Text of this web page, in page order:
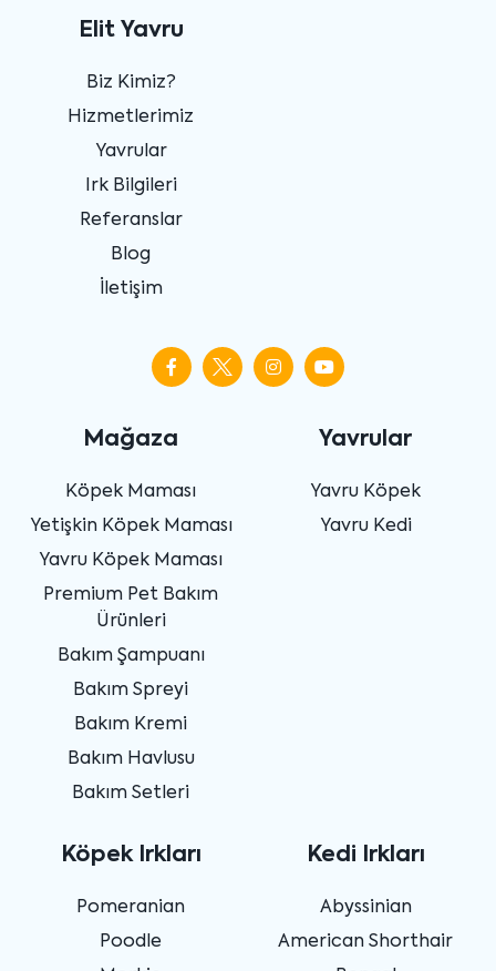
Elit Yavru
Biz Kimiz?
Hizmetlerimiz
Yavrular
Irk Bilgileri
Referanslar
Blog
İletişim
Mağaza
Köpek Maması
Yetişkin Köpek Maması
Yavru Köpek Maması
Premium Pet Bakım
Ürünleri
Bakım Şampuanı
Bakım Spreyi
Bakım Kremi
Bakım Havlusu
Bakım Setleri
Yavrular
Yavru Köpek
Yavru Kedi
Köpek Irkları
Pomeranian
Poodle
Kedi Irkları
Abyssinian
American Shorthair